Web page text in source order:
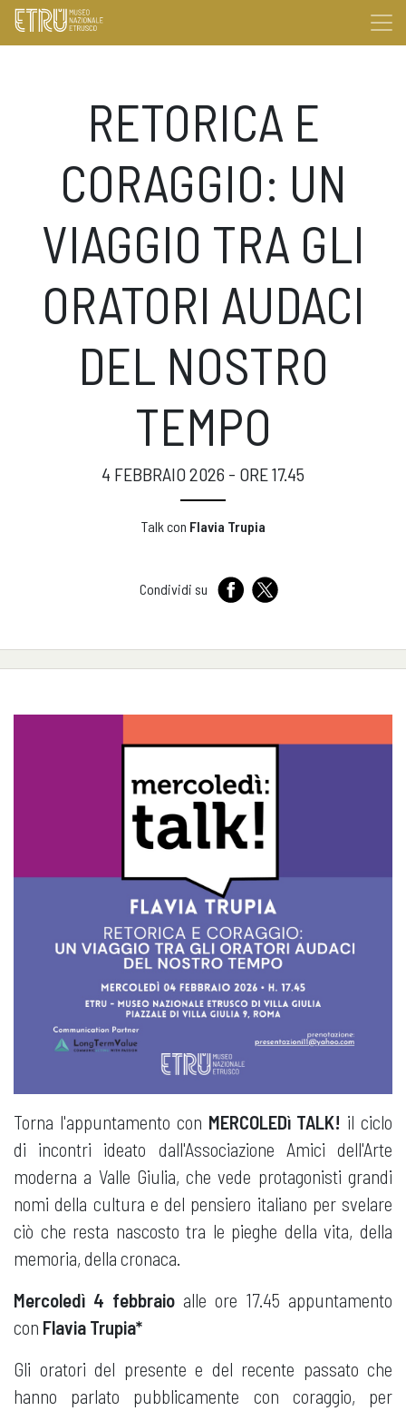
RETORICA E
CORAGGIO: UN
VIAGGIO TRA GLI
ORATORI AUDACI
DEL NOSTRO
TEMPO
4 FEBBRAIO 2026 - ORE 17.45
Talk con Flavia Trupia
Condividi su
Torna l'appuntamento con MERCOLEDì TALK! il ciclo
di incontri ideato dall'Associazione Amici dell'Arte
moderna a Valle Giulia, che vede protagonisti grandi
nomi della cultura e del pensiero italiano per svelare
ciò che resta nascosto tra le pieghe della vita, della
memoria, della cronaca.
Mercoledì 4 febbraio alle ore 17.45 appuntamento
con Flavia Trupia*
Gli oratori del presente e del recente passato che
hanno parlato pubblicamente con coraggio, per